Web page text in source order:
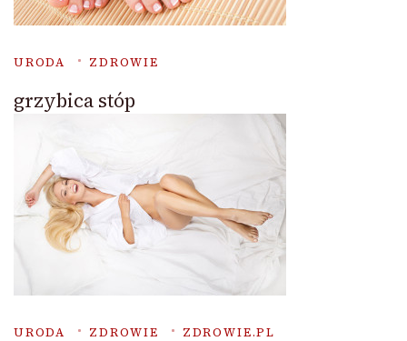
URODA ZDROWIE
grzybica stóp
URODA ZDROWIE ZDROWIE.PL